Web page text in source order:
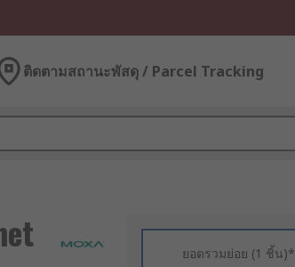
ติดตามสถานะพัสดุ / Parcel Tracking
ยอดรวมย่อย (1 ชิ้น)*